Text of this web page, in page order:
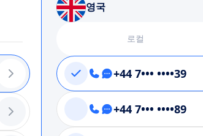
영국
로컬
+44 7••• ••••39
+44 7••• ••••89